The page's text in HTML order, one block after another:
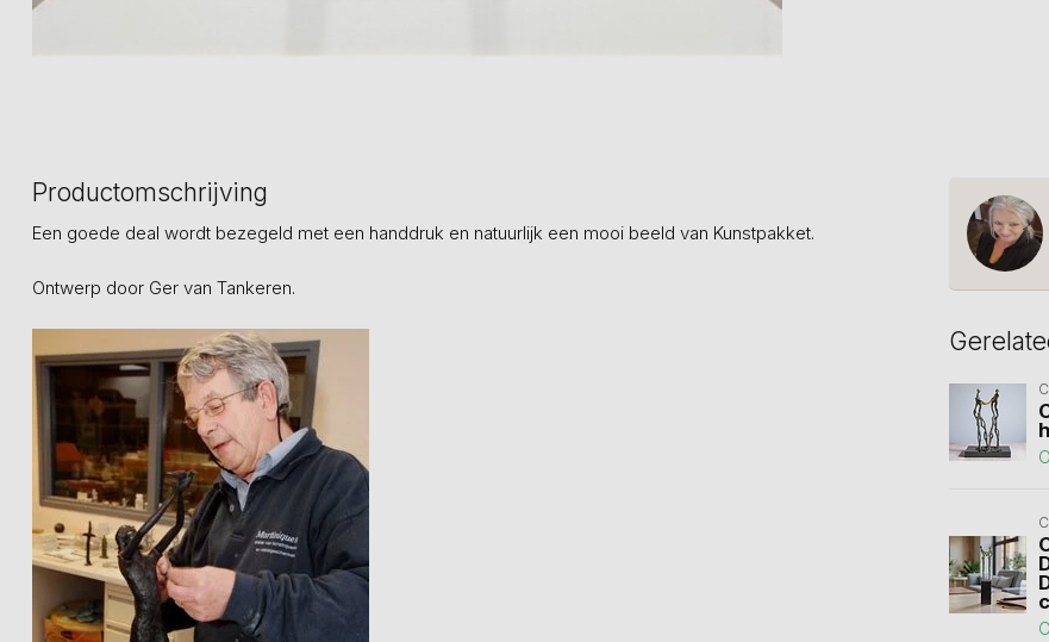
Productomschrijving
Een goede deal wordt bezegeld met een handdruk en natuurlijk een mooi beeld van Kunstpakket.
Ontwerp door Ger van Tankeren.